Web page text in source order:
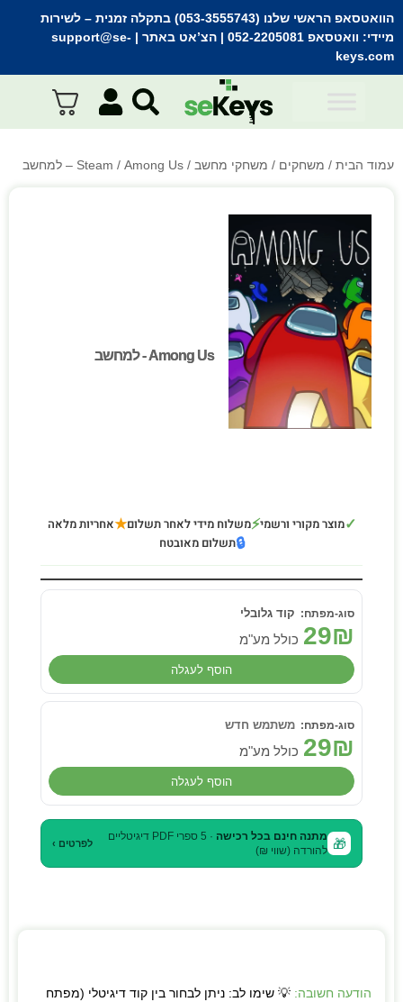
הוואטסאפ הראשי שלנו (053-3555743) בתקלה זמנית
– לשירות
מיידי: וואטסאפ 052-2205081 | הצ’אט באתר | support@se-
keys.com
עמוד הבית / משחקים / משחקי מחשב /
Steam / Among Us – למחשב
Among Us - למחשב
Among Us - למחשב
✓מוצר מקורי ורשמי⚡משלוח מידי לאחר תשלום★אחריות מלאה
🔒תשלום מאובטח
קוד גלובלי
29₪ כולל מע"מ
הוסף לעגלה
משתמש חדש
29₪ כולל מע"מ
הוסף לעגלה
🎁 מתנה חינם בכל רכישה
· 5 ספרי PDF דיגיטליים
להורדה (שווי ₪)
לפרטים ›
הודעה חשובה: 💡 שימו לב: ניתן לבחור בין קוד דיגיטלי (מפתח